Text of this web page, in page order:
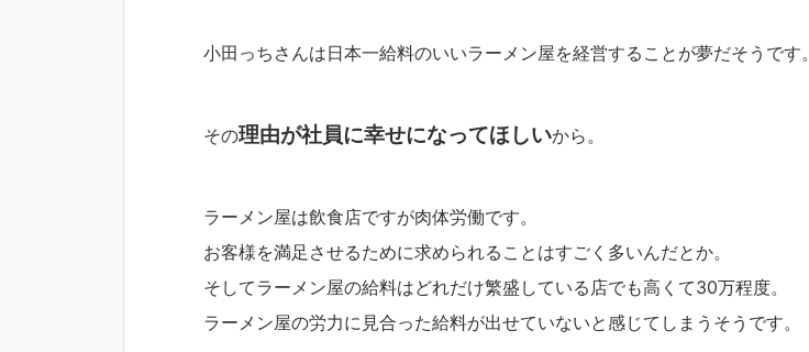
小田っちさんは日本一給料のいいラーメン屋を経営することが夢だそうです。
その理由が社員に幸せになってほしいから。
ラーメン屋は飲食店ですが肉体労働です。
お客様を満足させるために求められることはすごく多いんだとか。
そしてラーメン屋の給料はどれだけ繁盛している店でも高くて30万程度。
ラーメン屋の労力に見合った給料が出せていないと感じてしまうそうです。